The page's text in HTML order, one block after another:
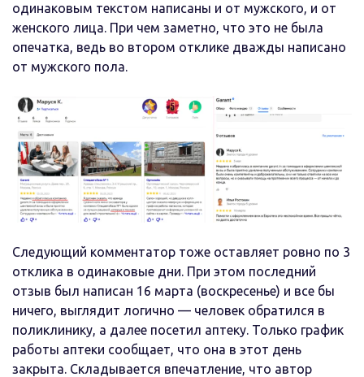
одинаковым текстом написаны и от мужского, и от
женского лица. При чем заметно, что это не была
опечатка, ведь во втором отклике дважды написано
от мужского пола.
Следующий комментатор тоже оставляет ровно по 3
отклика в одинаковые дни. При этом последний
отзыв был написан 16 марта (воскресенье) и все бы
ничего, выглядит логично — человек обратился в
поликлинику, а далее посетил аптеку. Только график
работы аптеки сообщает, что она в этот день
закрыта. Складывается впечатление, что автор